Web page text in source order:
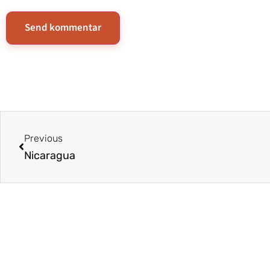
Previous
Nicaragua